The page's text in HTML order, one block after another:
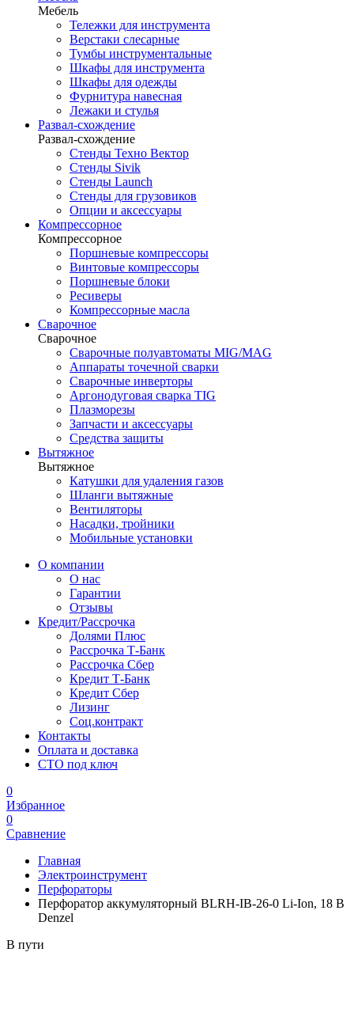
Мебель
Тележки для инструмента
Верстаки слесарные
Тумбы инструментальные
Шкафы для инструмента
Шкафы для одежды
Фурнитура навесная
Лежаки и стулья
Развал-схождение
Развал-схождение
Стенды Техно Вектор
Стенды Sivik
Стенды Launch
Стенды для грузовиков
Опции и аксессуары
Компрессорное
Компрессорное
Поршневые компрессоры
Винтовые компрессоры
Поршневые блоки
Ресиверы
Компрессорные масла
Сварочное
Сварочное
Сварочные полуавтоматы MIG/MAG
Аппараты точечной сварки
Сварочные инверторы
Аргонодуговая сварка TIG
Плазморезы
Запчасти и аксессуары
Средства защиты
Вытяжное
Вытяжное
Катушки для удаления газов
Шланги вытяжные
Вентиляторы
Насадки, тройники
Мобильные установки
О компании
О нас
Гарантии
Отзывы
Кредит/Рассрочка
Долями Плюс
Рассрочка Т-Банк
Рассрочка Сбер
Кредит Т-Банк
Кредит Сбер
Лизинг
Соц.контракт
Контакты
Оплата и доставка
СТО под ключ
0
Избранное
0
Сравнение
Главная
Электроинструмент
Перфораторы
Перфоратор аккумуляторный BLRH-IB-26-0 Li-Ion, 18 В
Denzel
В пути